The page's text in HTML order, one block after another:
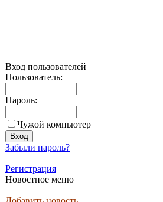
Вход пользователей
Пользователь:
Пароль:
Чужой компьютер
Забыли пароль?
Регистрация
Новостное меню